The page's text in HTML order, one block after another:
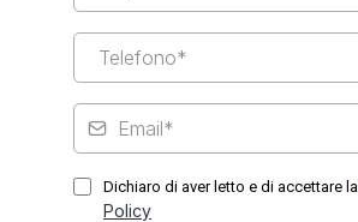
Dichiaro di aver letto e di accettare la
Policy